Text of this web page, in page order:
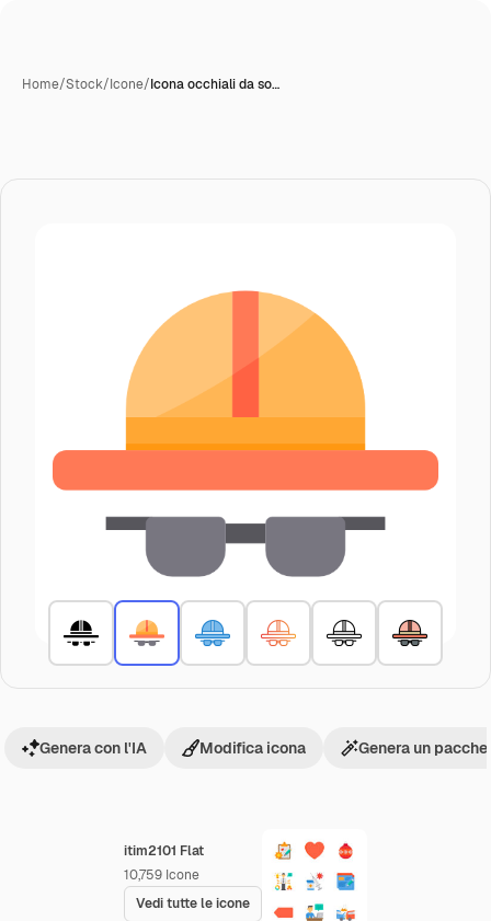
Home/Stock/Icone/Icona occhiali da so…
itim2101 Flat
10,759 Icone
Vedi tutte le icone
Genera con l'IA Modifica icona Genera un